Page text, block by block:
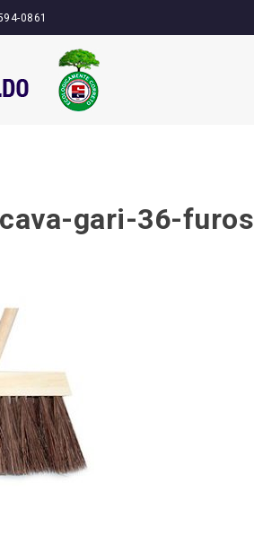
0861
gari-36-furos